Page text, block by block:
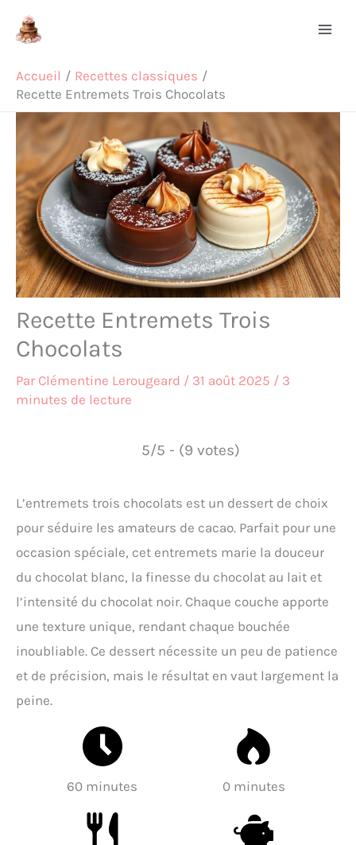
Accueil
Recettes classiques
Recette Entremets Trois Chocolats
Recette Entremets Trois
Chocolats
Par Clémentine Lerougeard / 31 août 2025 / 3
minutes de lecture
5/5 - (9 votes)
L’entremets trois chocolats est un dessert de choix
pour séduire les amateurs de cacao. Parfait pour une
occasion spéciale, cet entremets marie la douceur
du chocolat blanc, la finesse du chocolat au lait et
l’intensité du chocolat noir. Chaque couche apporte
une texture unique, rendant chaque bouchée
inoubliable. Ce dessert nécessite un peu de patience
et de précision, mais le résultat en vaut largement la
peine.
60 minutes 0 minutes
Rechercher